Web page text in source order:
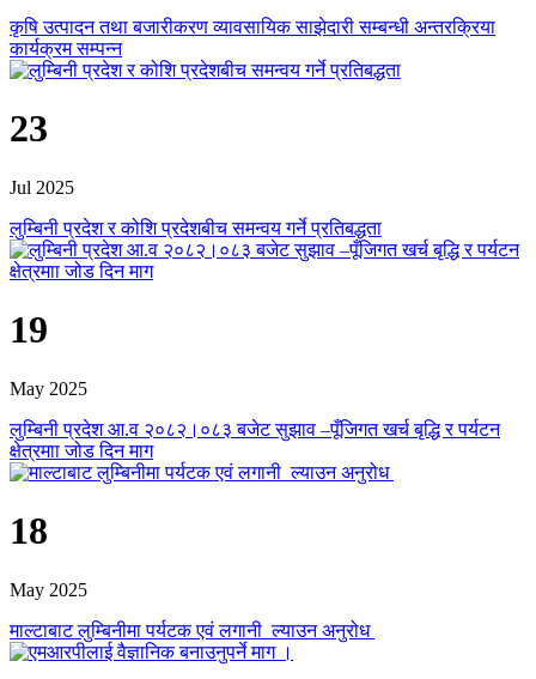
कृषि उत्पादन तथा बजारीकरण व्यावसायिक साझेदारी सम्बन्धी अन्तरक्रिया
कार्यक्रम सम्पन्न
23
Jul 2025
लुम्बिनी प्रदेश र कोशि प्रदेशबीच समन्वय गर्ने प्रतिबद्धता
19
May 2025
लुम्बिनी प्रदेश आ.व २०८२।०८३ बजेट सुझाव –पूँजिगत खर्च बृद्धि र पर्यटन
क्षेत्रमाा जोड दिन माग
18
May 2025
माल्टाबाट लुम्बिनीमा पर्यटक एवं लगानी ल्याउन अनुरोध